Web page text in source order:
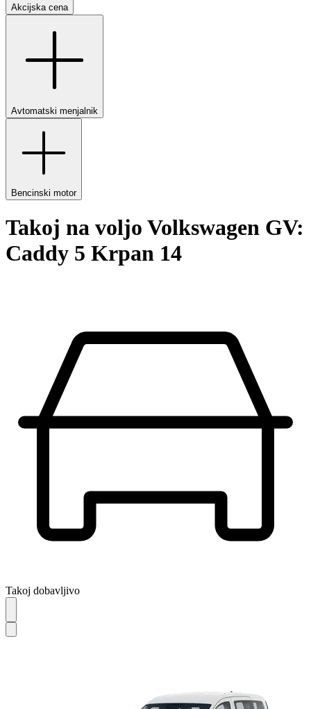
Akcijska cena
Avtomatski menjalnik
Bencinski motor
Takoj na voljo Volkswagen GV:
Caddy 5 Krpan 14
Takoj dobavljivo